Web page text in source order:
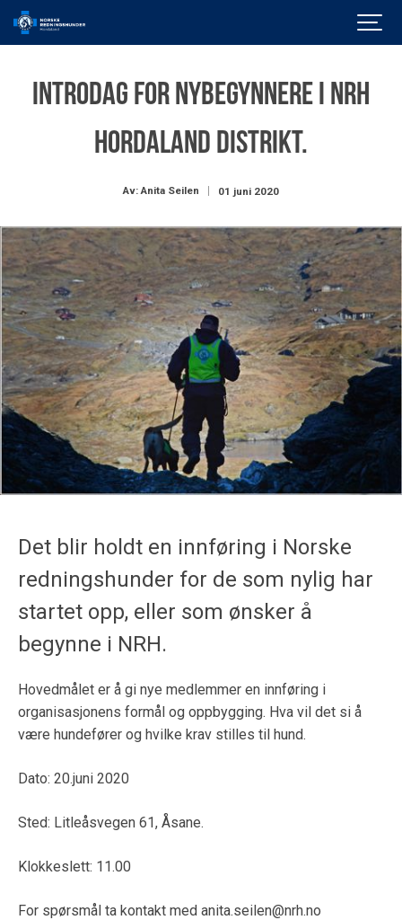
Introdag for nybegynnere i NRH
Hordaland distrikt.
Av: Anita Seilen 01 juni 2020
Det blir holdt en innføring i Norske
redningshunder for de som nylig har
startet opp, eller som ønsker å
begynne i NRH.
Hovedmålet er å gi nye medlemmer en innføring i
organisasjonens formål og oppbygging. Hva vil det si å
være hundefører og hvilke krav stilles til hund.
Dato: 20.juni 2020
Sted: Litleåsvegen 61, Åsane.
Klokkeslett: 11.00
For spørsmål ta kontakt med anita.seilen@nrh.no